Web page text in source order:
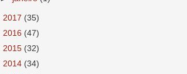
2017 (35)
2016 (47)
2015 (32)
2014 (34)